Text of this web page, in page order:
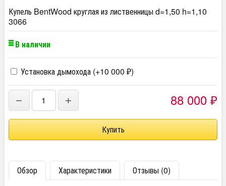
Купель BentWood круглая из лиственницы d=1,50 h=1,10
3066
В наличии
Установка дымохода (+10 000 ₽)
− + 88 000 ₽
Обзор Характеристики
Отзывы (0)